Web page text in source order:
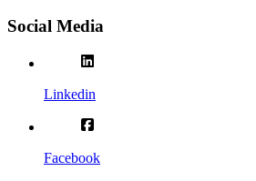
Social Media
Linkedin
Facebook